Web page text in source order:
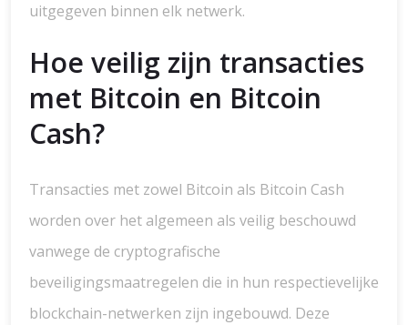
uitgegeven binnen elk netwerk.
Hoe veilig zijn transacties
met Bitcoin en Bitcoin
Cash?
Transacties met zowel Bitcoin als Bitcoin Cash
worden over het algemeen als veilig beschouwd
vanwege de cryptografische
beveiligingsmaatregelen die in hun respectievelijke
blockchain-netwerken zijn ingebouwd. Deze